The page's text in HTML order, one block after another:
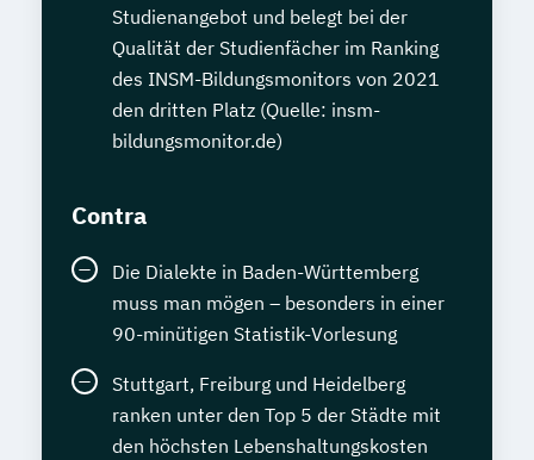
Studienangebot und belegt bei der
Qualität der Studienfächer im Ranking
des INSM-Bildungsmonitors von 2021
den dritten Platz (Quelle: insm-
bildungsmonitor.de)
Contra
Die Dialekte in Baden-Württemberg
muss man mögen – besonders in einer
90-minütigen Statistik-Vorlesung
Stuttgart, Freiburg und Heidelberg
ranken unter den Top 5 der Städte mit
den höchsten Lebenshaltungskosten